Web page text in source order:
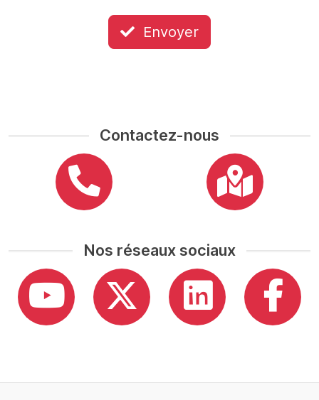
Envoyer
Contactez-nous
Nos réseaux sociaux